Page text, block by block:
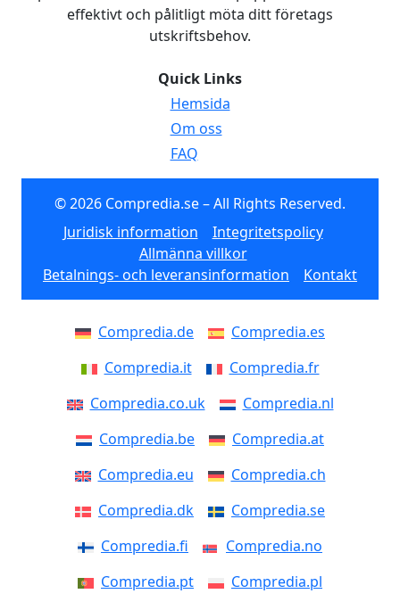
effektivt och pålitligt möta ditt företags
utskriftsbehov.
Quick Links
Hemsida
Om oss
FAQ
© 2026 Compredia.se – All Rights Reserved.
Juridisk information
Integritetspolicy
Allmänna villkor
Betalnings- och leveransinformation
Kontakt
Compredia.de
Compredia.es
Compredia.it
Compredia.fr
Compredia.co.uk
Compredia.nl
Compredia.be
Compredia.at
Compredia.eu
Compredia.ch
Compredia.dk
Compredia.se
Compredia.fi
Compredia.no
Compredia.pt
Compredia.pl